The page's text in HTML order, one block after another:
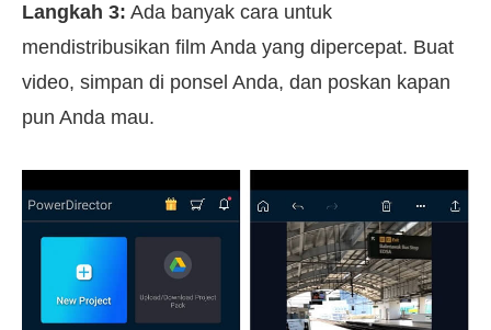
Langkah 3: Ada banyak cara untuk
mendistribusikan film Anda yang dipercepat. Buat
video, simpan di ponsel Anda, dan poskan kapan
pun Anda mau.